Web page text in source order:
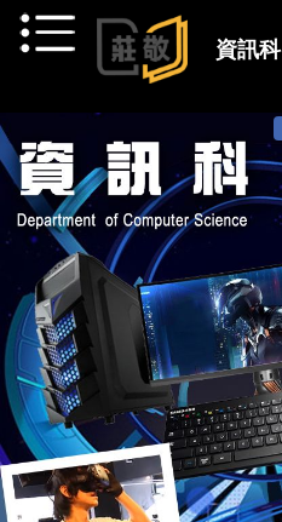
跳到主要內容
資訊科